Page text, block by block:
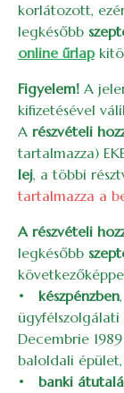
korlátozott,
legkésőbb
online űrlap
Figyelem! A
kifizetésével
A részvételi
tartalmazza)
lej, a többi
tartalmazza a
A részvételi
legkésőbb
• készpénzben
ügyfélszolgálati
Decembrie
baloldali
• banki